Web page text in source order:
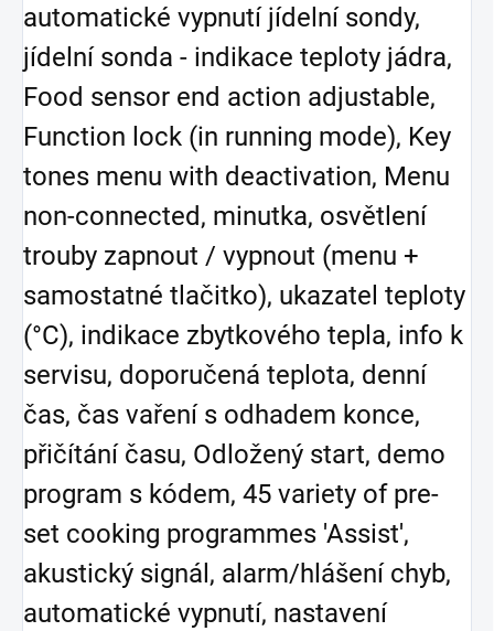
automatické vypnutí jídelní sondy,
jídelní sonda - indikace teploty jádra,
Food sensor end action adjustable,
Function lock (in running mode), Key
tones menu with deactivation, Menu
non-connected, minutka, osvětlení
trouby zapnout / vypnout (menu +
samostatné tlačitko), ukazatel teploty
(°C), indikace zbytkového tepla, info k
servisu, doporučená teplota, denní
čas, čas vaření s odhadem konce,
přičítání času, Odložený start, demo
program s kódem, 45 variety of pre-
set cooking programmes 'Assist',
akustický signál, alarm/hlášení chyb,
automatické vypnutí, nastavení